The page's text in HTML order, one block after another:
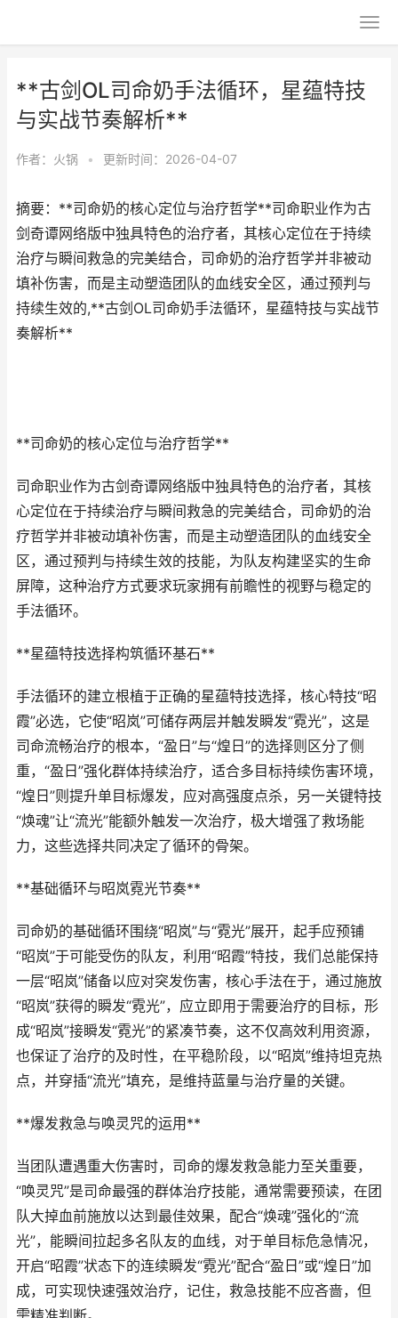
**古剑OL司命奶手法循环，星蕴特技
与实战节奏解析**
作者： 火锅 • 更新时间：2026-04-07
摘要：**司命奶的核心定位与治疗哲学**司命职业作为古
剑奇谭网络版中独具特色的治疗者，其核心定位在于持续
治疗与瞬间救急的完美结合，司命奶的治疗哲学并非被动
填补伤害，而是主动塑造团队的血线安全区，通过预判与
持续生效的,**古剑OL司命奶手法循环，星蕴特技与实战节
奏解析**
**司命奶的核心定位与治疗哲学**
司命职业作为古剑奇谭网络版中独具特色的治疗者，其核
心定位在于持续治疗与瞬间救急的完美结合，司命奶的治
疗哲学并非被动填补伤害，而是主动塑造团队的血线安全
区，通过预判与持续生效的技能，为队友构建坚实的生命
屏障，这种治疗方式要求玩家拥有前瞻性的视野与稳定的
手法循环。
**星蕴特技选择构筑循环基石**
手法循环的建立根植于正确的星蕴特技选择，核心特技“昭
霞”必选，它使“昭岚”可储存两层并触发瞬发“霓光”，这是
司命流畅治疗的根本，“盈日”与“煌日”的选择则区分了侧
重，“盈日”强化群体持续治疗，适合多目标持续伤害环境，
“煌日”则提升单目标爆发，应对高强度点杀，另一关键特技
“焕魂”让“流光”能额外触发一次治疗，极大增强了救场能
力，这些选择共同决定了循环的骨架。
**基础循环与昭岚霓光节奏**
司命奶的基础循环围绕“昭岚”与“霓光”展开，起手应预铺
“昭岚”于可能受伤的队友，利用“昭霞”特技，我们总能保持
一层“昭岚”储备以应对突发伤害，核心手法在于，通过施放
“昭岚”获得的瞬发“霓光”，应立即用于需要治疗的目标，形
成“昭岚”接瞬发“霓光”的紧凑节奏，这不仅高效利用资源，
也保证了治疗的及时性，在平稳阶段，以“昭岚”维持坦克热
点，并穿插“流光”填充，是维持蓝量与治疗量的关键。
**爆发救急与唤灵咒的运用**
当团队遭遇重大伤害时，司命的爆发救急能力至关重要，
“唤灵咒”是司命最强的群体治疗技能，通常需要预读，在团
队大掉血前施放以达到最佳效果，配合“焕魂”强化的“流
光”，能瞬间拉起多名队友的血线，对于单目标危急情况，
开启“昭霞”状态下的连续瞬发“霓光”配合“盈日”或“煌日”加
成，可实现快速强效治疗，记住，救急技能不应吝啬，但